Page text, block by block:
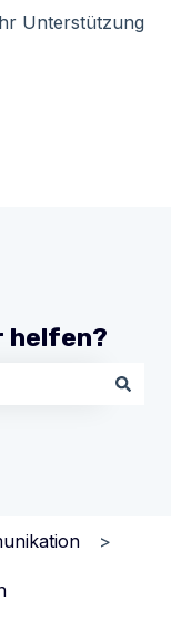
anzeigen
Unterstützung
helfen?